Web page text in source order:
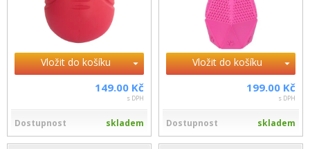
Vložit do košíku
149.00 Kč
s DPH
Dostupnost skladem
Vložit do košíku
199.00 Kč
s DPH
Dostupnost skladem